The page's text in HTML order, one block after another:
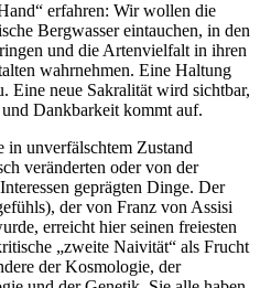
erfahren: Wir wollen die
Bergwasser eintauchen, in den
und die Artenvielfalt in ihren
wahrnehmen. Eine Haltung
Eine neue Sakralität wird sichtbar,
Dankbarkeit kommt auf.
in unverfälschtem Zustand
veränderten oder von der
geprägten Dinge. Der
der von Franz von Assisi
erreicht hier seinen freiesten
„zweite Naivität“ als Frucht
der Kosmologie, der